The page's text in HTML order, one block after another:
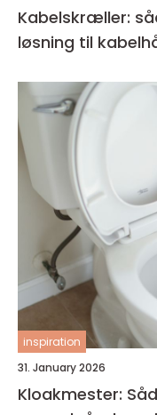
Kabelskræller:
løsning til
inspiration
31. January 2026
Kloakmester: